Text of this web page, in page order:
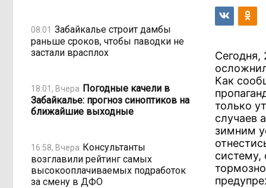
08:01 Забайкалье строит дамбы
раньше сроков, чтобы паводки не
застали врасплох
18:01, Вчера Погодные качели в
Забайкалье: прогноз синоптиков на
ближайшие выходные
16:58, Вчера Консультанты
возглавили рейтинг самых
высокооплачиваемых подработок
за смену в ДФО
Сегодня,
Как
только
случаев
зимним
систему,